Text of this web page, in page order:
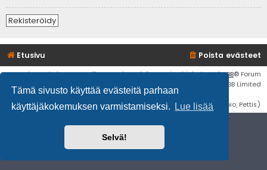
Tämä sivusto käyttää evästeitä parhaan
käyttäjäkokemuksen varmistamiseksi.
Lue lisää
Selvä!
Rekisteröidy
Etusivu Poista evästeet
Flat Style byIan Bradley• Keskustelufoorumin ohjelmistophpBB® Forum
Software © phpBB Limited
Käännös: phpBB Suomi (lurttinen, harritapio, Pettis)